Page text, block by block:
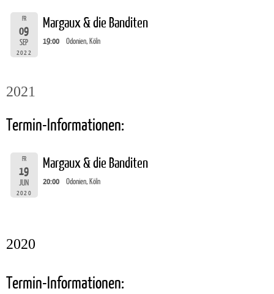
FR
09
SEP
2022
Margaux & die Banditen
19:00 Odonien, Köln
2021
Termin-Informationen:
FR
19
JUN
2020
Margaux & die Banditen
20:00 Odonien, Köln
2020
Termin-Informationen: